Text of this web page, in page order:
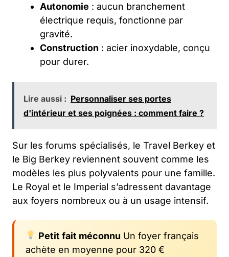
Autonomie : aucun branchement
électrique requis, fonctionne par
gravité.
Construction : acier inoxydable, conçu
pour durer.
Lire aussi : Personnaliser ses portes
d'intérieur et ses poignées : comment faire ?
Sur les forums spécialisés, le Travel Berkey et
le Big Berkey reviennent souvent comme les
modèles les plus polyvalents pour une famille.
Le Royal et le Imperial s’adressent davantage
aux foyers nombreux ou à un usage intensif.
Petit fait méconnu Un foyer français
achète en moyenne pour 320 €